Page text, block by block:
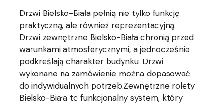
Drzwi Bielsko-Biała pełnią nie tylko funkcję
praktyczną, ale również reprezentacyjną.
Drzwi zewnętrzne Bielsko-Biała chronią przed
warunkami atmosferycznymi, a jednocześnie
podkreślają charakter budynku. Drzwi
wykonane na zamówienie można dopasować
do indywidualnych potrzeb.Zewnętrzne rolety
Bielsko-Biała to funkcjonalny system, który